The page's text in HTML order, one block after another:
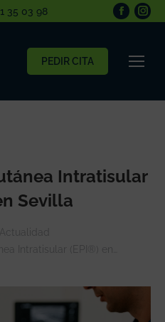
35 03 98
PEDIR CITA
Intratisular
Sevilla
Actualidad
Intratisular (EPI®) en…